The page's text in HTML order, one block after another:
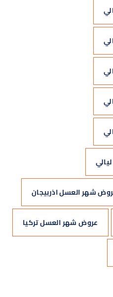
شهر العسل اذربيجان
عروض شهر العسل تركيا